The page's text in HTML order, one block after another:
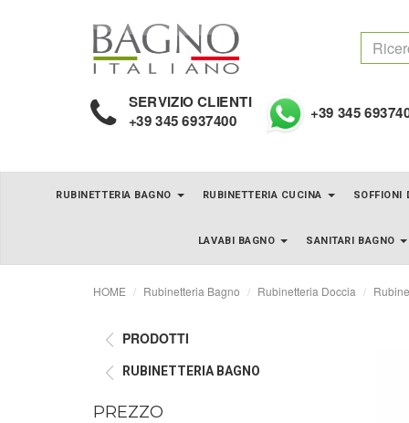
SERVIZIO CLIENTI
+39 345 6937400 +39 345
RUBINETTERIA BAGNO RUBINETTERIA CUCINA SOFFIONI
LAVABI BAGNO SANITARI BAGNO
HOME Rubinetteria Bagno Rubinetteria Doccia
PRODOTTI
RUBINETTERIA BAGNO
PREZZO